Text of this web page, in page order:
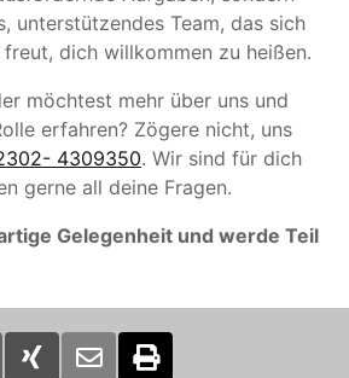
unterstützendes Team, das sich
dich willkommen zu heißen.
möchtest mehr über uns und
erfahren? Zögere nicht, uns
4309350. Wir sind für dich
gerne all deine Fragen.
Gelegenheit und werde Teil